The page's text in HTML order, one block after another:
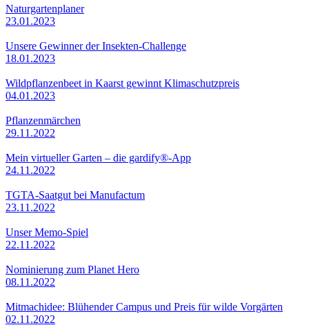
Naturgartenplaner
23.01.2023
Unsere Gewinner der Insekten-Challenge
18.01.2023
Wildpflanzenbeet in Kaarst gewinnt Klimaschutzpreis
04.01.2023
Pflanzenmärchen
29.11.2022
Mein virtueller Garten – die gardify®-App
24.11.2022
TGTA-Saatgut bei Manufactum
23.11.2022
Unser Memo-Spiel
22.11.2022
Nominierung zum Planet Hero
08.11.2022
Mitmachidee: Blühender Campus und Preis für wilde Vorgärten
02.11.2022